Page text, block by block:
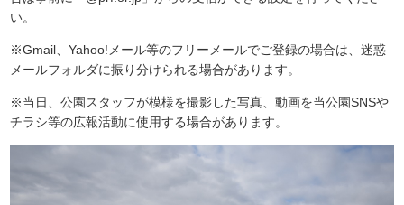
い。
※Gmail、Yahoo!メール等のフリーメールでご登録の場合は、迷惑
メールフォルダに振り分けられる場合があります。
※当日、公園スタッフが模様を撮影した写真、動画を当公園SNSや
チラシ等の広報活動に使用する場合があります。